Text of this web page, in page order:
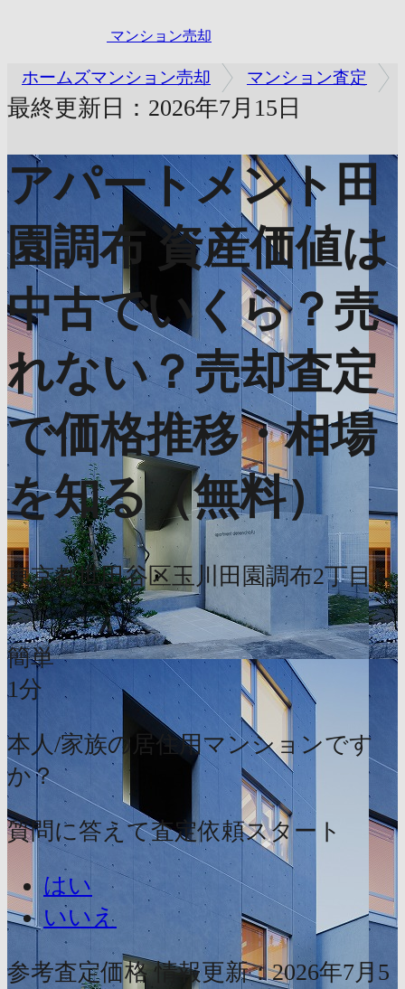
マンション売却
ホームズマンション売却 マンション査定
最終更新日：2026年7月15日
アパートメント田
園調布 資産価値は
中古でいくら？売
れない？売却査定
で価格推移・相場
を知る（無料）
東京都世田谷区玉川田園調布2丁目1-
2
簡単
1分
本人/家族の居住用マンションです
か？
質問に答えて査定依頼スタート
はい
いいえ
参考査定価格 情報更新：2026年7月5